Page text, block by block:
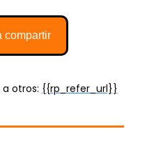
compartir
otros: {{rp_refer_url}}